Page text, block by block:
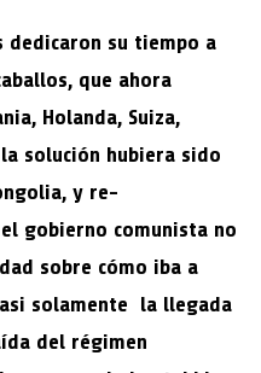
su tiempo a
que ahora
Holanda, Suiza,
solución hubiera sido
y re-
gobierno comunista no
sobre cómo iba a
solamente la llegada
del régimen